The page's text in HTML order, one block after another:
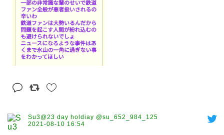
Su3@23 day holdiay @su_652_984_125
2021-08-10 16:54